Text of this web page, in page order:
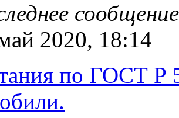
2020, 18:14
по ГОСТ Р